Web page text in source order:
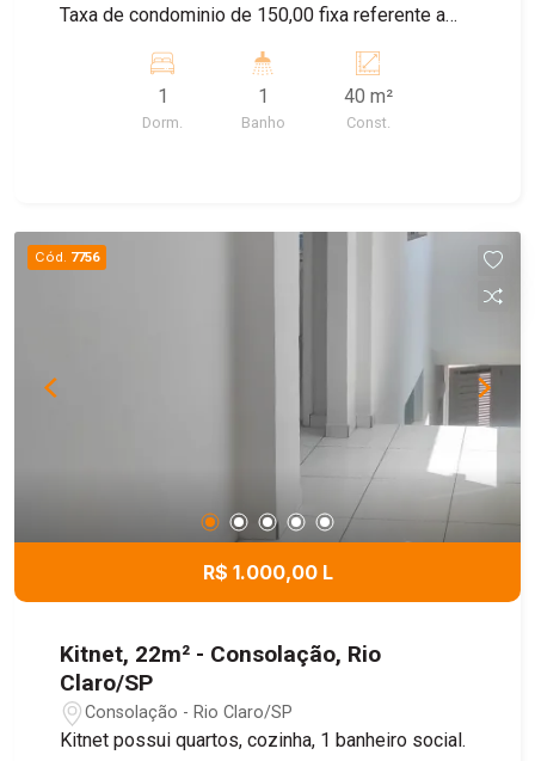
Taxa de condominio de 150,00 fixa referente a
moto e bicicleta. Agende sua visita!!!
1
Dorm.
1
Banho
40 m²
Const.
Cód. 7756
R$ 1.000,00 L
Kitnet, 22m² - Consolação, Rio
Claro/SP
Consolação - Rio Claro/SP
Kitnet possui quartos, cozinha, 1 banheiro social.